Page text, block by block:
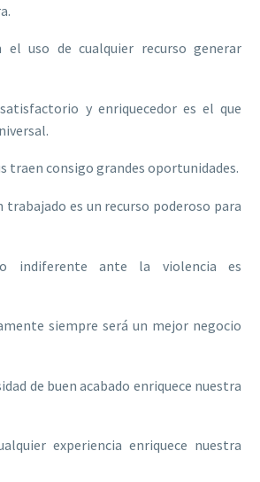
el uso de cualquier recurso generar
y enriquecedor es el que
traen consigo grandes oportunidades.
trabajado es un recurso poderoso para
indiferente ante la violencia es
siempre será un mejor negocio
de buen acabado enriquece nuestra
experiencia enriquece nuestra